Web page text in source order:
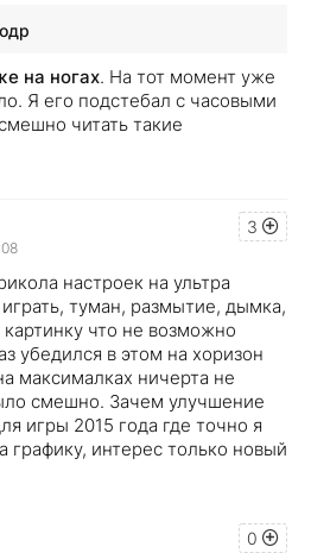
на ногах. На тот момент уже
Я его подстебал с часовыми
читать такие
3
настроек на ультра
туман, размытие, дымка,
что не возможно
убедился в этом на хоризон
максималках ничерта не
смешно. Зачем улучшение
игры 2015 года где точно я
графику, интерес только новый
0